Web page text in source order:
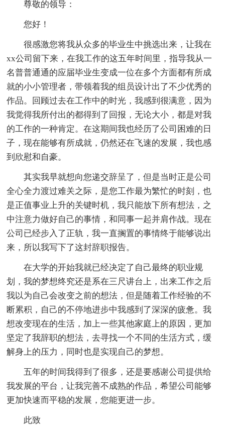
尊敬的领导：
您好！
很感激您将我从众多的毕业生中挑选出来，让我在
xx公司留下来，在我工作的这五年时间里，指导我从一
名普普通通的应届毕业生变成一位在多个方面都有所成
就的小小管理者，带领着我的组员设计出了不少优秀的
作品。回顾过去在工作中的时光，我感到很满意，因为
我觉得我所付出的都得到了回报，无论大小，都是对我
的工作的一种肯定。在这期间我也经历了公司困难的日
子，现在能够有所成就，仍然还在飞速的发展，我也感
到欣慰和自豪。
其实我早就想向您递交辞呈了，但是当时正是公司
全心全力渡过难关之际，是您工作最为繁忙的时刻，也
是正值事业上升的关键时机，我只能放下所有想法，之
中注意力做好自己的事情，和同事一起并肩作战。现在
公司已经步入了正轨，我一直搁置的事情终于能够说出
来，所以我写下了这封辞职报告。
在大学的开始我就已经决定了自己最终的职业规
划，我的梦想终究还是系在三尺讲台上，出来工作之后
我以为自己会改变之前的想法，但是随着工作经验的不
断累积，自己的不停地进步中我感到了深深的疲惫。我
想改变现在的生活，加上一些其他家庭上的原因，更加
坚定了我辞职的想法，去寻找一个不同的生活方式，缓
解身上的压力，同时也是实现自己的梦想。
五年的时间我得到了很多，还是要感谢公司提供给
我发展的平台，让我完善不成熟的作品，希望公司能够
更加快速而平稳的发展，您能更进一步。
此致